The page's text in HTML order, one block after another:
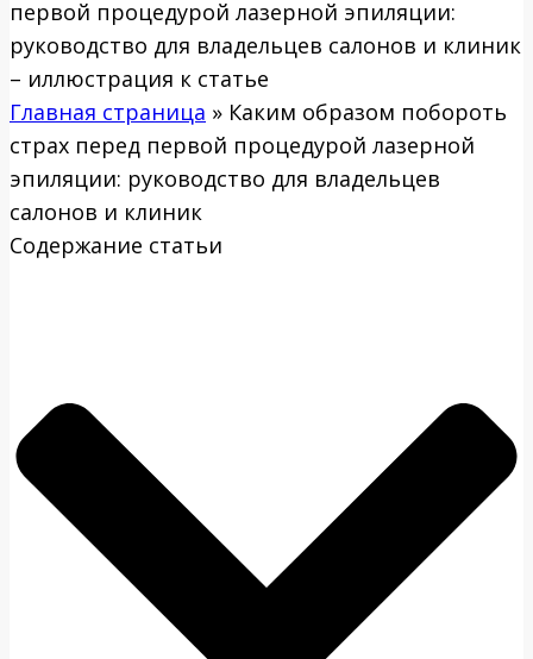
Главная страница » Каким образом побороть
страх перед первой процедурой лазерной
эпиляции: руководство для владельцев
салонов и клиник
Содержание статьи